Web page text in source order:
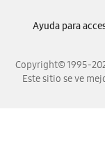
Copyright© 1995-
Este sitio se ve
Ayuda para